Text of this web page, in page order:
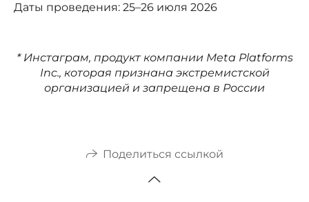
Даты проведения: 25–26 июля 2026
* Инстаграм, продукт компании Meta Platforms
Inc., которая признана экстремистской
организацией и запрещена в России
Поделиться ссылкой